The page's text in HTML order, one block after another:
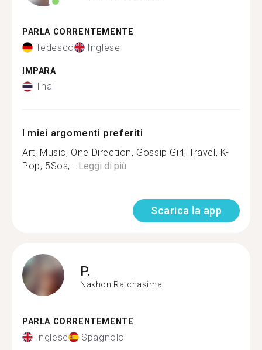
PARLA CORRENTEMENTE
Tedesco Inglese
IMPARA
Thai
I miei argomenti preferiti
Art, Music, One Direction, Gossip Girl, Travel, K-
Pop, 5Sos,...Leggi di più
Scarica la app
P.
Nakhon Ratchasima
PARLA CORRENTEMENTE
Inglese Spagnolo